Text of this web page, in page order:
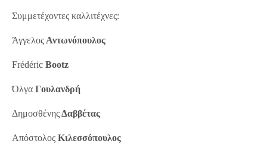
Συμμετέχοντες καλλιτέχνες:
ΆγγελοςΑντωνόπουλος
FrédéricBootz
Όλγα Γουλανδρή
ΔημοσθένηςΔαββέτας
Απόστολος Κιλεσσόπουλος